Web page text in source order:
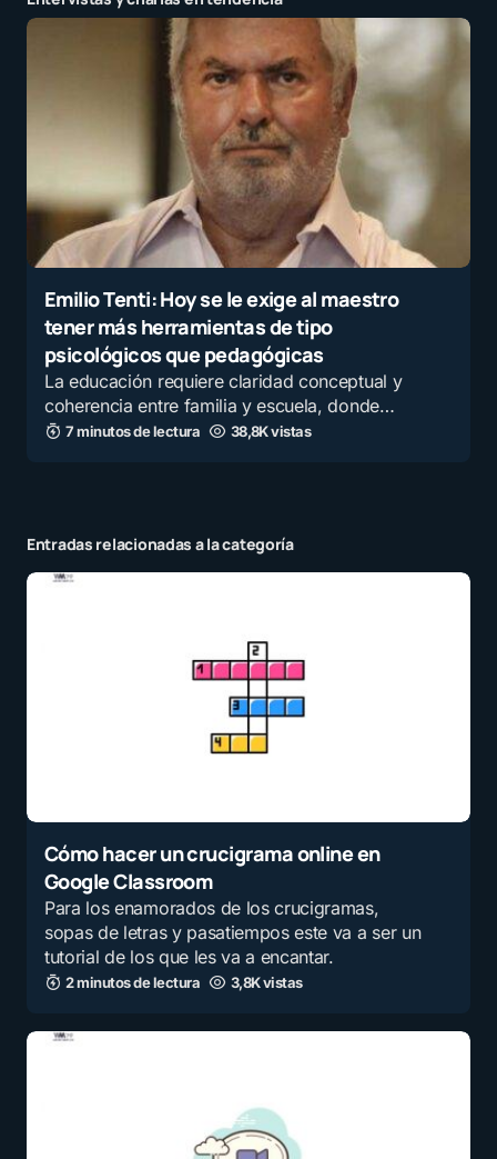
Emilio Tenti: Hoy se le exige al maestro
tener más herramientas de tipo
psicológicos que pedagógicas
La educación requiere claridad conceptual y
coherencia entre familia y escuela, donde…
7 minutos de lectura 38,8K vistas
Entradas relacionadas a la categoría
Cómo hacer un crucigrama online en
Google Classroom
Para los enamorados de los crucigramas,
sopas de letras y pasatiempos este va a ser un
tutorial de los que les va a encantar.
2 minutos de lectura 3,8K vistas